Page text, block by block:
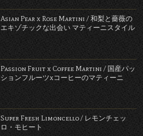
Asian Pear x Rose Martini / 和梨と薔薇の
エキゾチックな出会い マティーニスタイル
Passion Fruit x Coffee Martini / 国産パッ
ションフルーツxコーヒーのマティーニ
Super Fresh Limoncello / レモンチェッ
ロ・モヒート